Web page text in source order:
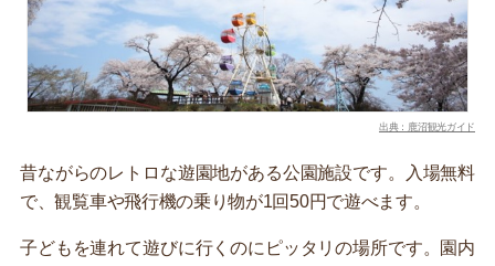
出典：鹿沼観光ガイド
昔ながらのレトロな遊園地がある公園施設です。入場無料
で、観覧車や飛行機の乗り物が1回50円で遊べます。
子どもを連れて遊びに行くのにピッタリの場所です。園内